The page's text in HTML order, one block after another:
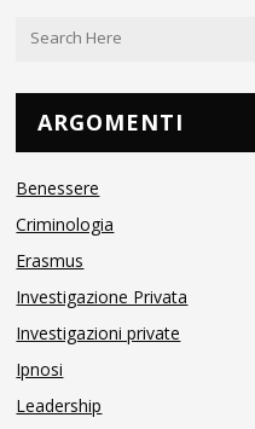
ARGOMENTI
Benessere
Criminologia
Erasmus
Investigazione Privata
Investigazioni private
Ipnosi
Leadership